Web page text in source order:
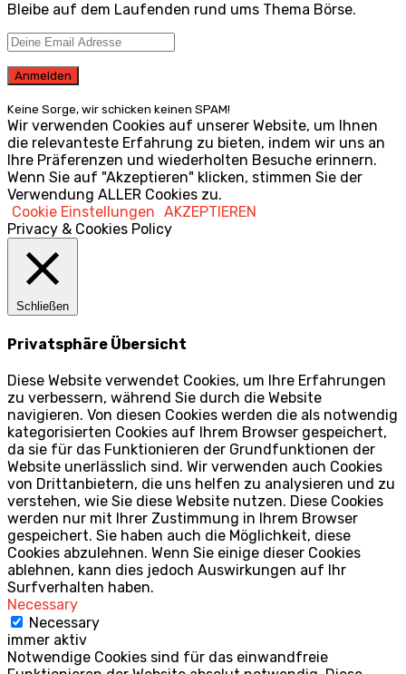
Bleibe auf dem Laufenden rund ums Thema Börse.
Keine Sorge, wir schicken keinen SPAM!
Wir verwenden Cookies auf unserer Website, um Ihnen
die relevanteste Erfahrung zu bieten, indem wir uns an
Ihre Präferenzen und wiederholten Besuche erinnern.
Wenn Sie auf "Akzeptieren" klicken, stimmen Sie der
Verwendung ALLER Cookies zu.
Cookie Einstellungen AKZEPTIEREN
Privacy & Cookies Policy
Schließen
Privatsphäre Übersicht
Diese Website verwendet Cookies, um Ihre Erfahrungen
zu verbessern, während Sie durch die Website
navigieren. Von diesen Cookies werden die als notwendig
kategorisierten Cookies auf Ihrem Browser gespeichert,
da sie für das Funktionieren der Grundfunktionen der
Website unerlässlich sind. Wir verwenden auch Cookies
von Drittanbietern, die uns helfen zu analysieren und zu
verstehen, wie Sie diese Website nutzen. Diese Cookies
werden nur mit Ihrer Zustimmung in Ihrem Browser
gespeichert. Sie haben auch die Möglichkeit, diese
Cookies abzulehnen. Wenn Sie einige dieser Cookies
ablehnen, kann dies jedoch Auswirkungen auf Ihr
Surfverhalten haben.
Necessary
Necessary
immer aktiv
Notwendige Cookies sind für das einwandfreie